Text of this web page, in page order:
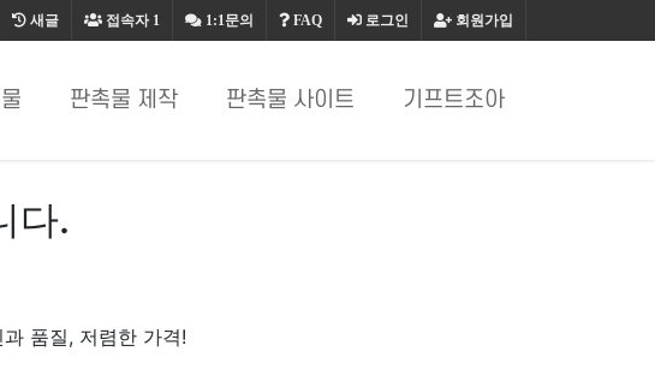
회원가입
로그인
FAQ
1:1문의
접속자1
새글
판촉물 제작 판촉물 사이트 기프트조아
다.
품질, 저렴한 가격!